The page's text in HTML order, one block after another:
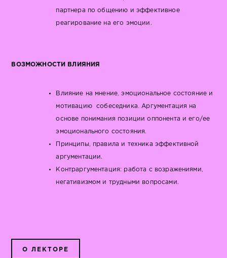
партнера по общению и эффективное
реагирование на его эмоции.
ВОЗМОЖНОСТИ ВЛИЯНИЯ
Влияние на мнение, эмоциональное состояние и
мотивацию собеседника. Аргументация на
основе понимания позиции оппонента и его/ее
эмоционального состояния.
Принципы, правила и техника эффективной
аргументации.
Контраргументация: работа с возражениями,
негативизмом и трудными вопросами.
О ЛЕКТОРЕ